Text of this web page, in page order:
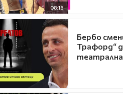
08:16
Бербо
Трафорд“